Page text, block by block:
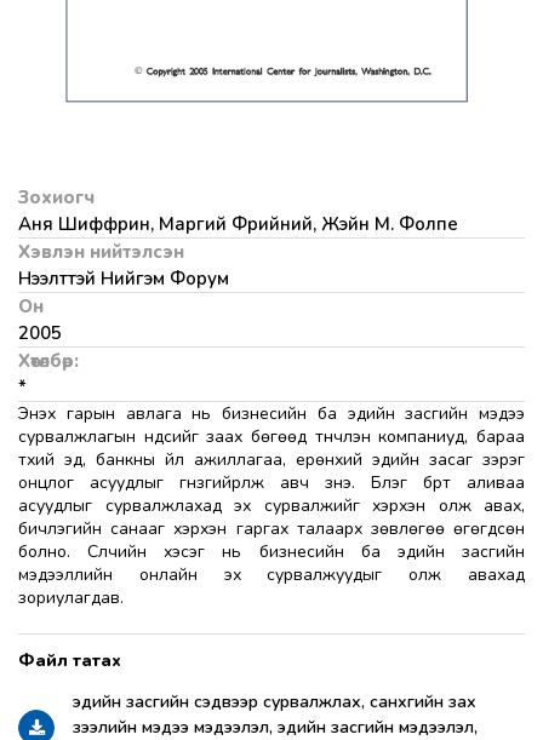
Зохиогч
Аня Шиффрин, Маргий Фрийний, Жэйн М. Фолпе
Хэвлэн нийтэлсэн
Нээлттэй Нийгэм Форум
Он
2005
Хөтөлбөр:
*
Энэхүү гарын авлага нь бизнесийн ба эдийн засгийн мэдээ
сурвалжлагын үндсийг заах бөгөөд түүнчлэн компаниуд, бараа
түүхий эд, банкны үйл ажиллагаа, ерөнхий эдийн засаг зэрэг
онцлог асуудлыг гүнзгийрүүлж авч үзнэ. Бүлэг бүрт аливаа
асуудлыг сурвалжлахад эх сурвалжийг хэрхэн олж авах,
бичлэгийн санааг хэрхэн гаргах талаарх зөвлөгөө өгөгдсөн
болно. Сүүлчийн хэсэг нь бизнесийн ба эдийн засгийн
мэдээллийн онлайн эх сурвалжуудыг олж авахад
зориулагдав.
эдийн засгийн сэдвээр сурвалжлах, санхүүгийн зах
зээлийн мэдээ мэдээлэл, эдийн засгийн мэдээлэл,